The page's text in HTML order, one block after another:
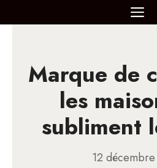
au
Marque de
les
subliment
12